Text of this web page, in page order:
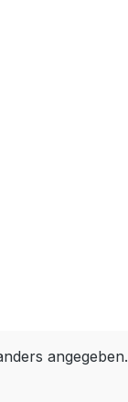
angegeben.